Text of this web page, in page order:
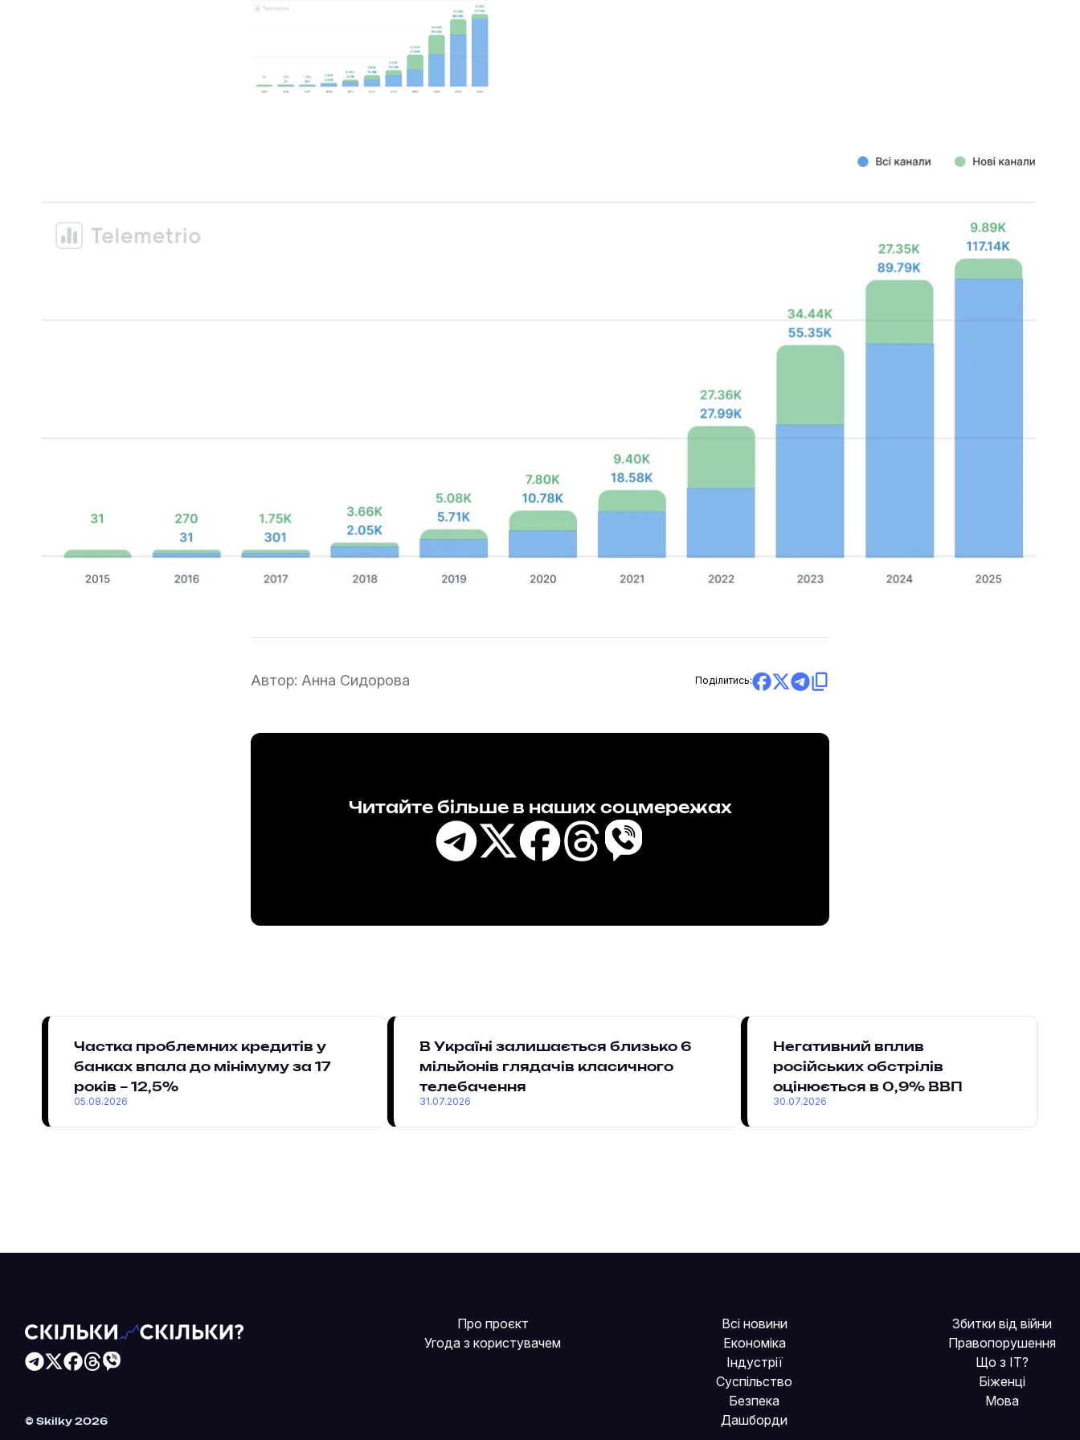
Автор: Анна Сидорова Поділитись:
Читайте більше в наших соцмережах
Частка проблемних кредитів у
банках впала до мінімуму за 17
років – 12,5%
05.08.2026
В Україні залишається близько 6
мільйонів глядачів класичного
телебачення
31.07.2026
Негативний вплив
російських обстрілів
оцінюється в 0,9% ВВП
30.07.2026
Читайте більше в наших соцмережах
© Skilky 2026
Про проєкт
Угода з користувачем
Всі новини
Економіка
Індустрії
Суспільство
Безпека
Дашборди
Збитки від війни
Правопорушення
Що з IT?
Біженці
Мова